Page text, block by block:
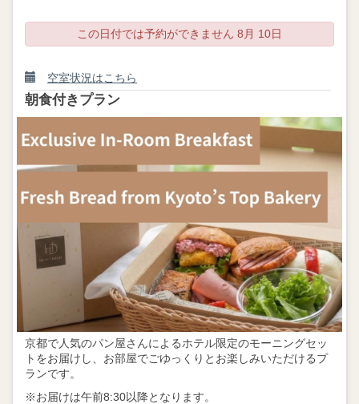
この日付では予約ができません 8月 10日
空室状況はこちら
朝食付きプラン
京都で人気のパン屋さんによるホテル限定のモーニングセッ
トをお届けし、お部屋でごゆっくりとお楽しみいただけるプ
ランです。
※お届けは午前8:30以降となります。